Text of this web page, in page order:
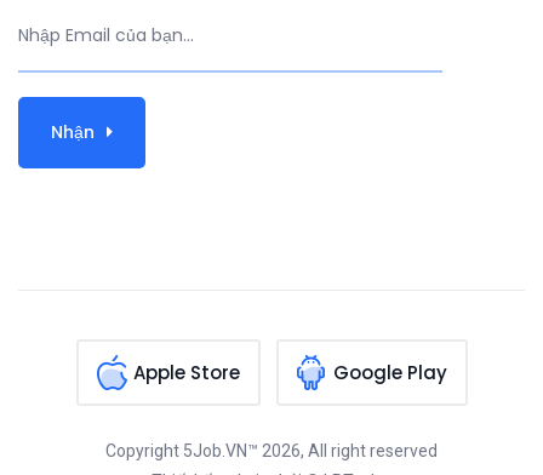
Nhận
Apple Store Google Play
Copyright 5Job.VN™ 2026, All right reserved